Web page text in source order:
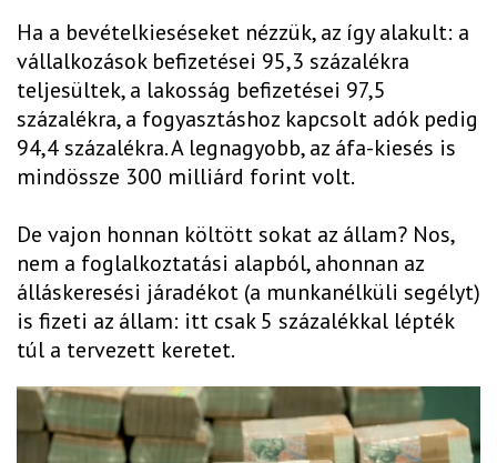
Ha a bevételkieséseket nézzük, az így alakult: a
vállalkozások befizetései 95,3 százalékra
teljesültek, a lakosság befizetései 97,5
százalékra, a fogyasztáshoz kapcsolt adók pedig
94,4 százalékra. A legnagyobb, az áfa-kiesés is
mindössze 300 milliárd forint volt.
De vajon honnan költött sokat az állam? Nos,
nem a foglalkoztatási alapból, ahonnan az
álláskeresési járadékot (a munkanélküli segélyt)
is fizeti az állam: itt csak 5 százalékkal lépték
túl a tervezett keretet.